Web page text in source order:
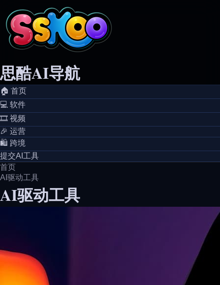
思酷AI导航
🏠️ 首页
💻️ 软件
🎞️ 视频
🎉 运营
🛍️ 跨境
提交AI工具
首页
AI驱动工具
AI驱动工具